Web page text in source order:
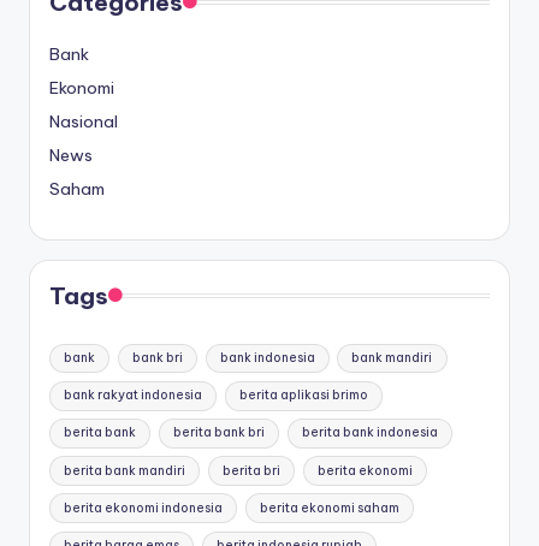
Bank
Ekonomi
Nasional
News
Saham
Tags
bank bank bri bank indonesia bank mandiri
bank rakyat indonesia berita aplikasi brimo
berita bank berita bank bri berita bank indonesia
berita bank mandiri berita bri berita ekonomi
berita ekonomi indonesia berita ekonomi saham